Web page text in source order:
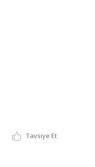
Tavsiye Et